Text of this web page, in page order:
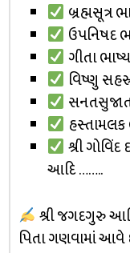
બ્રહ્મસૂત્ર
ઉપનિષદ
ગીતા ભાષ્ય
વિષ્ણુ
હસ્તામલક
શ્રી ગોવિંદ
આદિ ……..
શ્રી જગદગુરુ
પિતા ગણવામાં